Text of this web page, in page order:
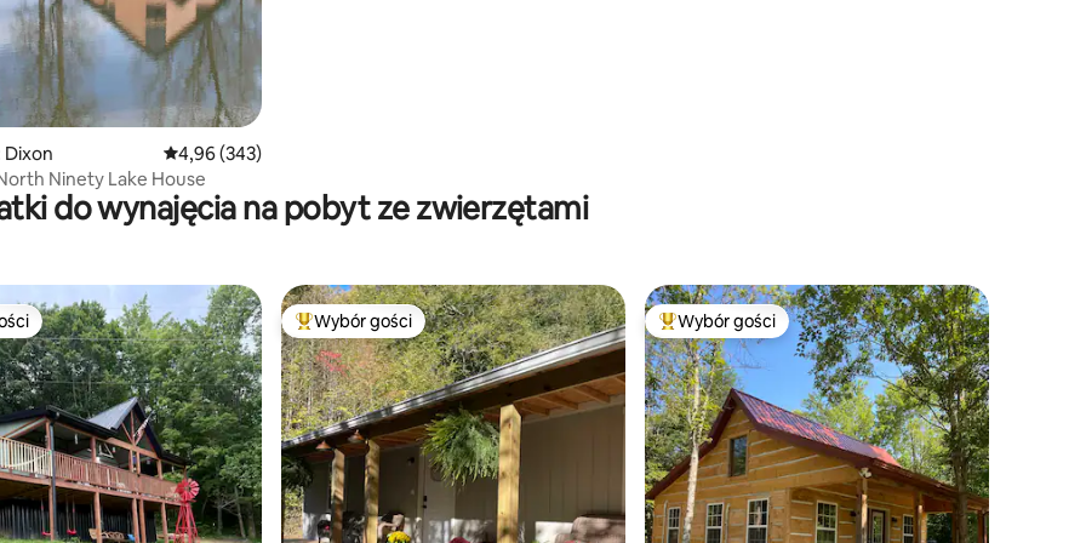
Dixon Średnia ocena: 4,96 na 5, liczba recenzji: 343
4,96 (343)
Ninety Lake House
do wynajęcia na pobyt ze zwierzętami
Najpopularniejsze z kategorii Wybór gości
Wybór gości Najpopularniejsze z kategorii Wybór gości
Wybór gości